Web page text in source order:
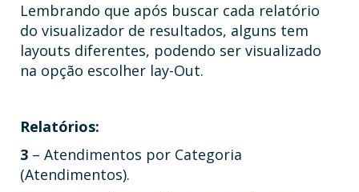
Lembrando que após buscar cada relatório
do visualizador de resultados, alguns tem
layouts diferentes, podendo ser visualizado
na opção escolher lay-Out.
Relatórios:
3 – Atendimentos por Categoria
(Atendimentos).